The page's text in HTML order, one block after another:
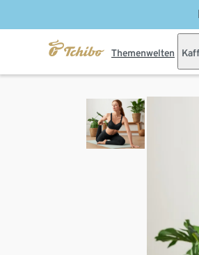
Themenwelten